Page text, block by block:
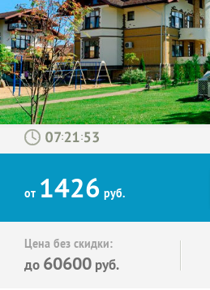
: :
от 1426 руб.
Цена без скидки:
до 60600 руб.